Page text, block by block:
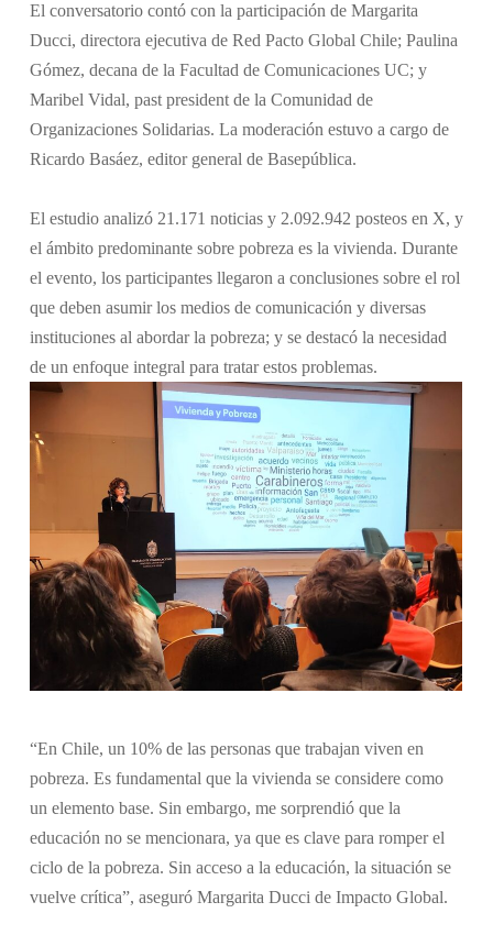
El conversatorio contó con la participación de Margarita
Ducci, directora ejecutiva de Red Pacto Global Chile; Paulina
Gómez, decana de la Facultad de Comunicaciones UC; y
Maribel Vidal, past president de la Comunidad de
Organizaciones Solidarias. La moderación estuvo a cargo de
Ricardo Basáez, editor general de Basepública.
El estudio analizó 21.171 noticias y 2.092.942 posteos en X, y
el ámbito predominante sobre pobreza es la vivienda. Durante
el evento, los participantes llegaron a conclusiones sobre el rol
que deben asumir los medios de comunicación y diversas
instituciones al abordar la pobreza; y se destacó la necesidad
de un enfoque integral para tratar estos problemas.
“En Chile, un 10% de las personas que trabajan viven en
pobreza. Es fundamental que la vivienda se considere como
un elemento base. Sin embargo, me sorprendió que la
educación no se mencionara, ya que es clave para romper el
ciclo de la pobreza. Sin acceso a la educación, la situación se
vuelve crítica”, aseguró Margarita Ducci de Impacto Global.